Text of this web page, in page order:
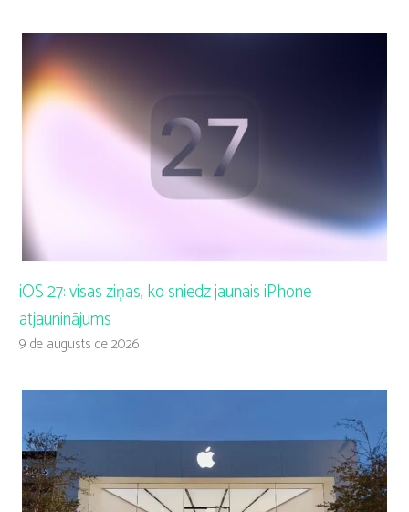
iOS 27: visas ziņas, ko sniedz jaunais iPhone
atjauninājums
9 de augusts de 2026